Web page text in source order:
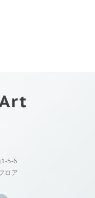
5-6
ロア